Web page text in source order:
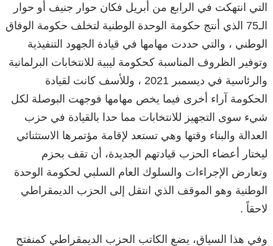
التي انتهكت في الرابع من أبريل فكان حوار جنيف أو حوار
الـ75 الذي أنتج حكومة الوحدة الوطنية لتخلف حكومة الوفاق
الوطني ، والتي حددت مهامها في قيادة الجهود التنفيذية
وتوفير الظروف المناسبة كحكومة ليبية للانتخابات البرلمانية
والرئاسية في ديسمبر 2021 ، وللأسف كانت لقيادة
الحكومة آراء أخرى فيما يخص مهامها فوجهت البوصلة لكل
شيء سوى التجهيز للانتخابات مما حدا بالقيادة في حزب
العدالة والبناء وقتها وهي تستعد لإقامة مؤتمرها الاستثنائي
ليختار أعضاء الحزب قيادتهم الجديدة، أن تقف بحزم
وتعارض الإجراءات والسلوك العام السلبي لحكومة الوحدة
الوطنية وهو الموقف الذي انتقل إلى الحزب الديمقراطي
لاحقاً .
وفي هذا السياق، يضع الكاتب الحزب الديمقراطي كمنفتح